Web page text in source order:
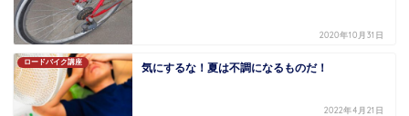
2020年10月31日
ロードバイク講座 気にするな！夏は不調になるものだ！
2022年4月21日